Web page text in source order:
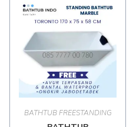
BATHTUB FREESTANDING